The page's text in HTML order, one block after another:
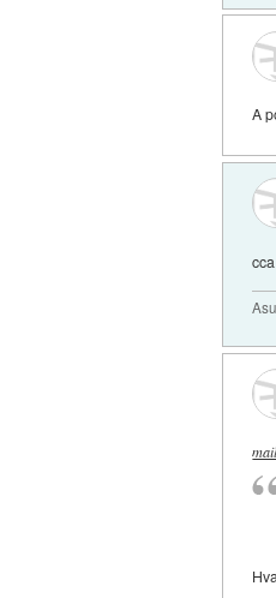
A